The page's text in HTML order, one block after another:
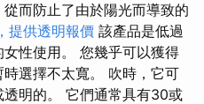
而防止了由於陽光而導致的
提供透明報價 該產品是低過
性使用。 您幾乎可以獲得
選擇不太寬。 吹時，它可
明的。 它們通常具有30或